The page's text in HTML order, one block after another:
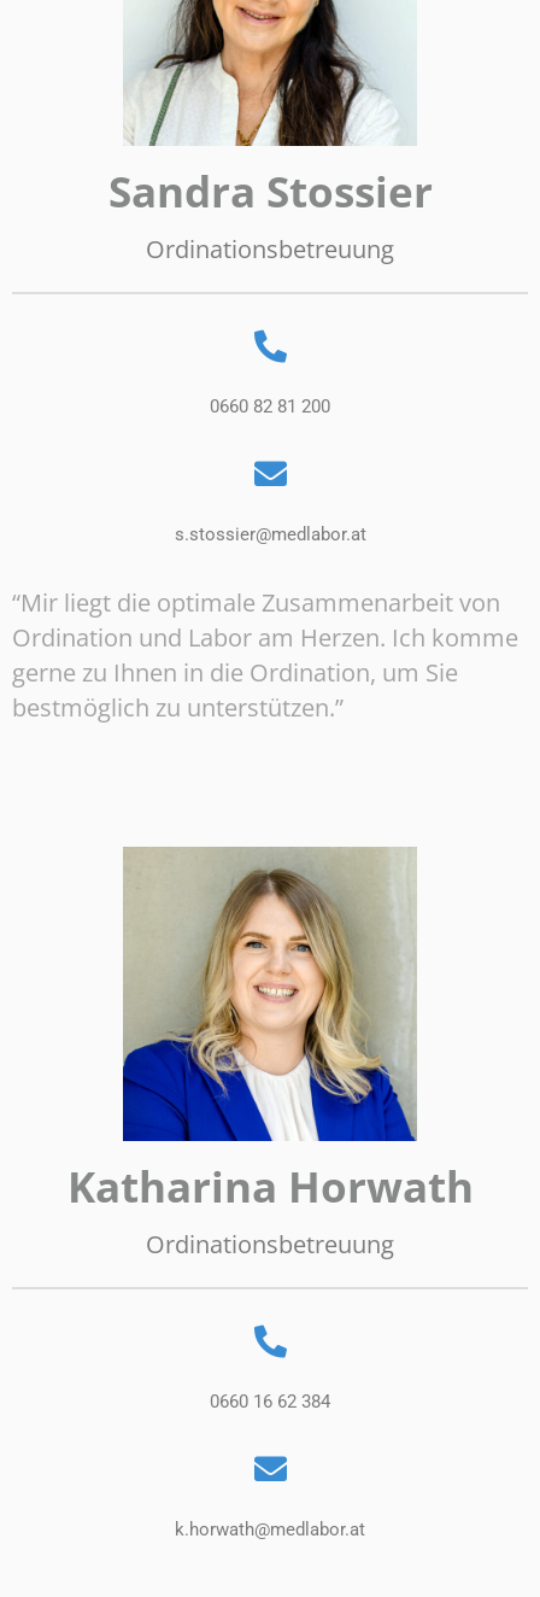
Sandra Stossier
Ordinationsbetreuung
0660 82 81 200
s.stossier@medlabor.at
“Mir liegt die optimale Zusammenarbeit von
Ordination und Labor am Herzen. Ich komme
gerne zu Ihnen in die Ordination, um Sie
bestmöglich zu unterstützen.”
Katharina Horwath
Ordinationsbetreuung
0660 16 62 384
k.horwath@medlabor.at